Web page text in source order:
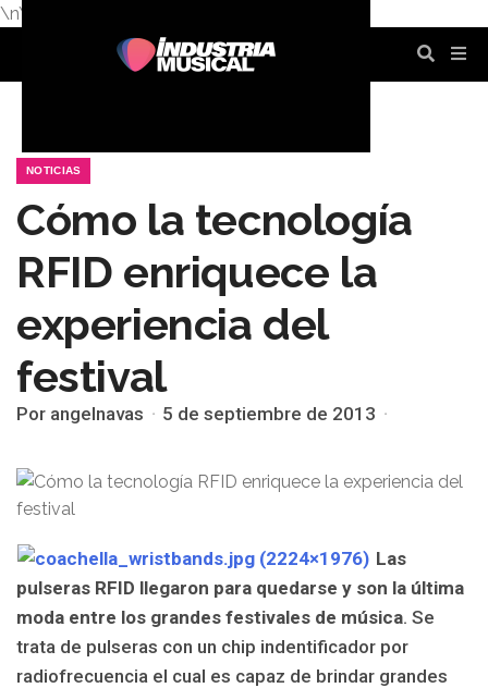
\n\n
NOTICIAS
Cómo la tecnología
RFID enriquece la
experiencia del
festival
Por angelnavas 5 de septiembre de 2013
Las
pulseras RFID llegaron para quedarse y son la última
moda entre los grandes festivales de música. Se
trata de pulseras con un chip indentificador por
radiofrecuencia el cual es capaz de brindar grandes